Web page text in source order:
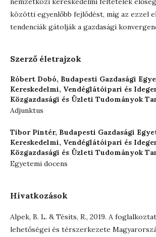
közötti egyenlőbb fejlődést, míg az ezzel
tendenciák gátolják a gazdasági
Szerző életrajzok
Róbert Dobó, Budapesti Gazdasági
Kereskedelmi, Vendéglátóipari és
Közgazdasági és Üzleti Tudományok
Adjunktus
Tibor Pintér, Budapesti Gazdasági
Kereskedelmi, Vendéglátóipari és
Közgazdasági és Üzleti Tudományok
Egyetemi docens
Hivatkozások
Alpek, B. L. & Tésits, R., 2019. A
lehetőségei és térszerkezete